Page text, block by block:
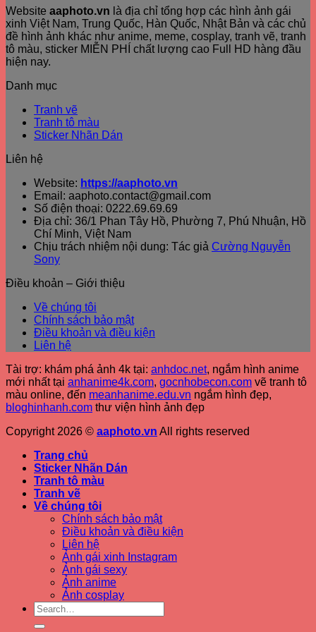
Website aaphoto.vn là địa chỉ tổng hợp các hình ảnh gái
xinh Việt Nam, Trung Quốc, Hàn Quốc, Nhật Bản và các chủ
đề hình ảnh khác như anime, meme, cosplay, tranh vẽ, tranh
tô màu, sticker MIỄN PHÍ chất lượng cao Full HD hàng đầu
hiện nay.
Danh mục
Tranh vẽ
Tranh tô màu
Sticker Nhãn Dán
Liên hệ
Website: https://aaphoto.vn
Email: aaphoto.contact@gmail.com
Số điện thoại: 0222.69.69.69
Địa chỉ: 36/1 Phan Tây Hồ, Phường 7, Phú Nhuận, Hồ
Chí Minh, Việt Nam
Chịu trách nhiệm nội dung: Tác giả Cường Nguyễn
Sony
Điều khoản – Giới thiệu
Về chúng tôi
Chính sách bảo mật
Điều khoản và điều kiện
Liên hệ
Tài trợ: khám phá ảnh 4k tại: anhdoc.net, ngắm hình anime
mới nhất tại anhanime4k.com, gocnhobecon.com vẽ tranh tô
màu online, đến meanhanime.edu.vn ngắm hình đẹp,
bloghinhanh.com thư viện hình ảnh đẹp
Copyright 2026 © aaphoto.vn All rights reserved
Trang chủ
Sticker Nhãn Dán
Tranh tô màu
Tranh vẽ
Về chúng tôi
Chính sách bảo mật
Điều khoản và điều kiện
Liên hệ
Ảnh gái xinh Instagram
Ảnh gái sexy
Ảnh anime
Ảnh cosplay